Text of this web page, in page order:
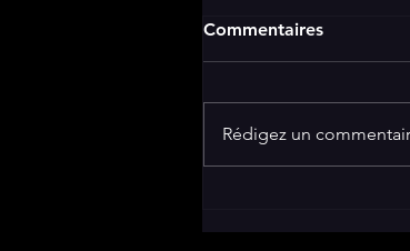
du meme jour...
Commentaires
Rédigez un